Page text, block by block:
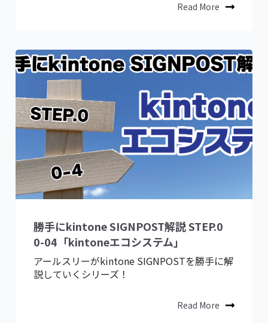
Read More
勝手にkintone SIGNPOST解説 STEP.0
0-04「kintoneエコシステム」
アールスリーがkintone SIGNPOSTを勝手に解
説していくシリーズ！
Read More